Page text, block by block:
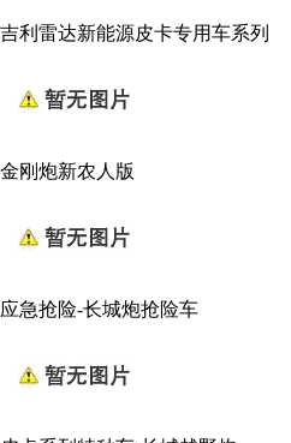
吉利雷达新能源皮卡专用车系列
金刚炮新农人版
应急抢险-长城炮抢险车